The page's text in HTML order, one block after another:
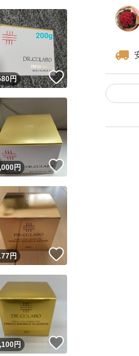
ラセンタ
#ゴー
#ゴー
#フラ
ユーザーの実績について
を満たしたユーザーにバッジを付
フリマの基準をクリアした安心・安全
の商品の情報をコピーします
止されています
！
円 いいね！
！円
！
円
！円